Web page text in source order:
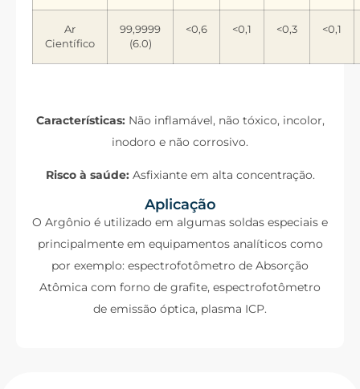
Ar
Científico
99,9999
(6.0)
<0,6 <0,1 <0,3 <0,1
Características:Não inflamável, não tóxico, incolor,
inodoro e não corrosivo.
Risco à saúde: Asfixiante em alta concentração.
Aplicação
O Argônio é utilizado em algumas soldas especiais e
principalmente em equipamentos analíticos como
por exemplo: espectrofotômetro de Absorção
Atômica com forno de grafite, espectrofotômetro
de emissão óptica, plasma ICP.